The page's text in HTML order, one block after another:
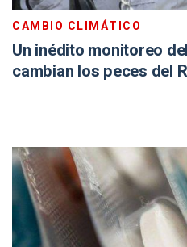
CAMBIO CLIMÁTICO
Un inédito monitoreo
cambian los peces del